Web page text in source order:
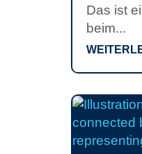
Das ist
beim...